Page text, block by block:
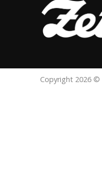
Copyright 2026 ©